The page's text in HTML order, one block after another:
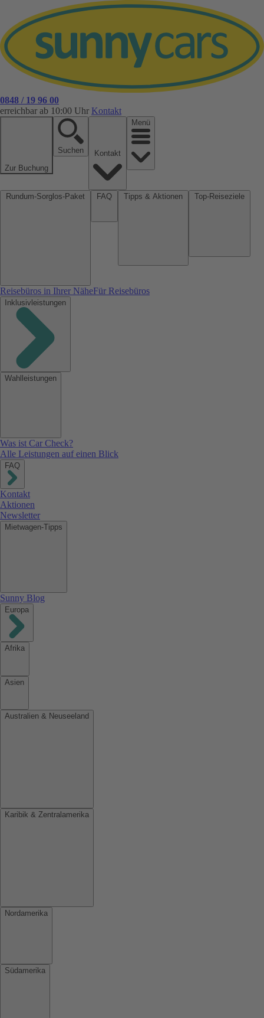
0848 / 19 96 00
erreichbar ab 10:00 Uhr Kontakt
Zur Buchung
Suchen
Menü
Reisebüros in Ihrer NäheFür Reisebüros
Inklusivleistungen
Wahlleistungen
Was ist Car Check?
Alle Leistungen auf einen Blick
FAQ
Kontakt
Aktionen
Newsletter
Mietwagen-Tipps
Sunny Blog
Europa
Afrika
Asien
Australien & Neuseeland
Karibik & Zentralamerika
Nordamerika
Südamerika